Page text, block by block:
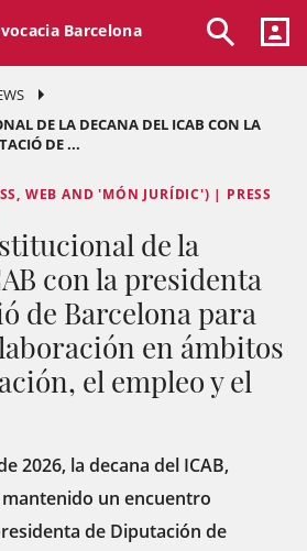
Barcelona
DE LA DECANA DEL ICAB CON LA
DE ...
WEB AND 'MÓN JURÍDIC') | PRESS
de la
con la presidenta
de Barcelona para
en ámbitos
el empleo y el
2026, la decana del ICAB,
mantenido un encuentro
de Diputación de